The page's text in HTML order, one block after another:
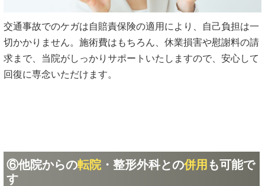
交通事故でのケガは自賠責保険の適用により、自己負担は一
切かかりません。施術費はもちろん、休業損害や慰謝料の請
求まで、当院がしっかりサポートいたしますので、安心して
回復に専念いただけます。
⑥他院からの転院・整形外科との併用 も可能で
す